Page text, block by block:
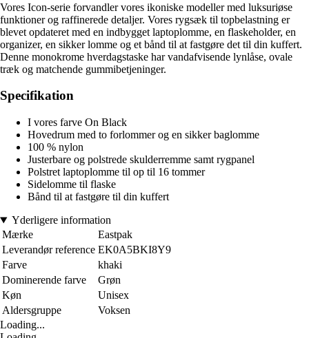
Vores Icon-serie forvandler vores ikoniske modeller med luksuriøse
funktioner og raffinerede detaljer. Vores rygsæk til topbelastning er
blevet opdateret med en indbygget laptoplomme, en flaskeholder, en
organizer, en sikker lomme og et bånd til at fastgøre det til din kuffert.
Denne monokrome hverdagstaske har vandafvisende lynlåse, ovale
træk og matchende gummibetjeninger.
Specifikation
I vores farve On Black
Hovedrum med to forlommer og en sikker baglomme
100 % nylon
Justerbare og polstrede skulderremme samt rygpanel
Polstret laptoplomme til op til 16 tommer
Sidelomme til flaske
Bånd til at fastgøre til din kuffert
Yderligere information
Mærke
Eastpak
Leverandør reference EK0A5BKI8Y9
Farve
khaki
Dominerende farve
Grøn
Køn
Unisex
Aldersgruppe
Voksen
Loading...